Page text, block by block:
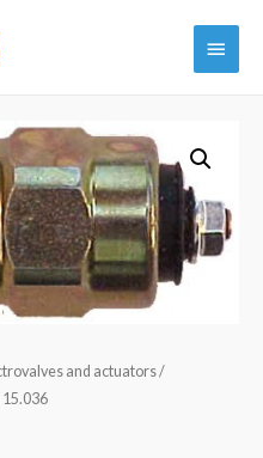
Menu
and actuators /